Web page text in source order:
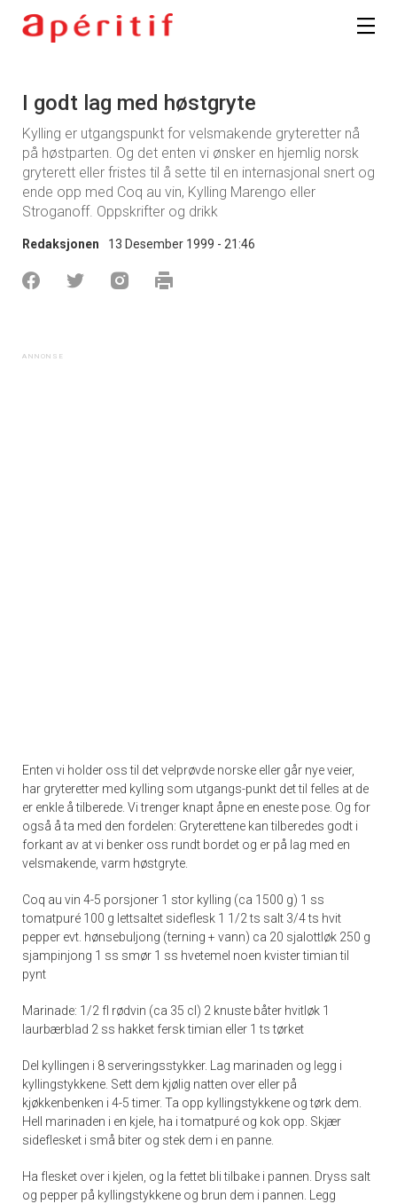
I godt lag med høstgryte
Kylling er utgangspunkt for velsmakende gryteretter nå
på høstparten. Og det enten vi ønsker en hjemlig norsk
gryterett eller fristes til å sette til en internasjonal snert og
ende opp med Coq au vin, Kylling Marengo eller
Stroganoff. Oppskrifter og drikk
Redaksjonen 13 Desember 1999 - 21:46
Enten vi holder oss til det velprøvde norske eller går nye veier,
har gryteretter med kylling som utgangs-punkt det til felles at de
er enkle å tilberede. Vi trenger knapt åpne en eneste pose. Og for
også å ta med den fordelen: Gryterettene kan tilberedes godt i
forkant av at vi benker oss rundt bordet og er på lag med en
velsmakende, varm høstgryte.
Coq au vin 4-5 porsjoner 1 stor kylling (ca 1500 g) 1 ss
tomatpuré 100 g lettsaltet sideflesk 1 1/2 ts salt 3/4 ts hvit
pepper evt. hønsebuljong (terning + vann) ca 20 sjalottløk 250 g
sjampinjong 1 ss smør 1 ss hvetemel noen kvister timian til
pynt
Marinade: 1/2 fl rødvin (ca 35 cl) 2 knuste båter hvitløk 1
laurbærblad 2 ss hakket fersk timian eller 1 ts tørket
Del kyllingen i 8 serveringsstykker. Lag marinaden og legg i
kyllingstykkene. Sett dem kjølig natten over eller på
kjøkkenbenken i 4-5 timer. Ta opp kyllingstykkene og tørk dem.
Hell marinaden i en kjele, ha i tomatpuré og kok opp. Skjær
sideflesket i små biter og stek dem i en panne.
Ha flesket over i kjelen, og la fettet bli tilbake i pannen. Dryss salt
og pepper på kyllingstykkene og brun dem i pannen. Legg